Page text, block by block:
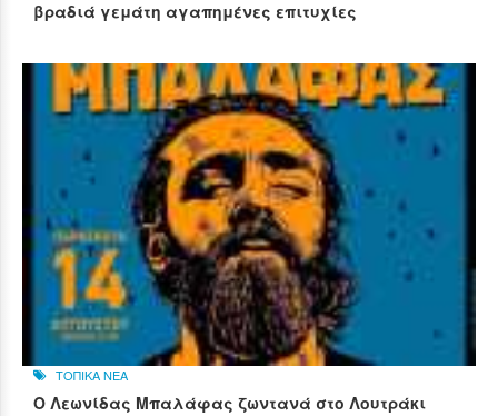
βραδιά γεμάτη αγαπημένες επιτυχίες
ΤΟΠΙΚΑ ΝΕΑ
Ο Λεωνίδας Μπαλάφας ζωντανά στο Λουτράκι